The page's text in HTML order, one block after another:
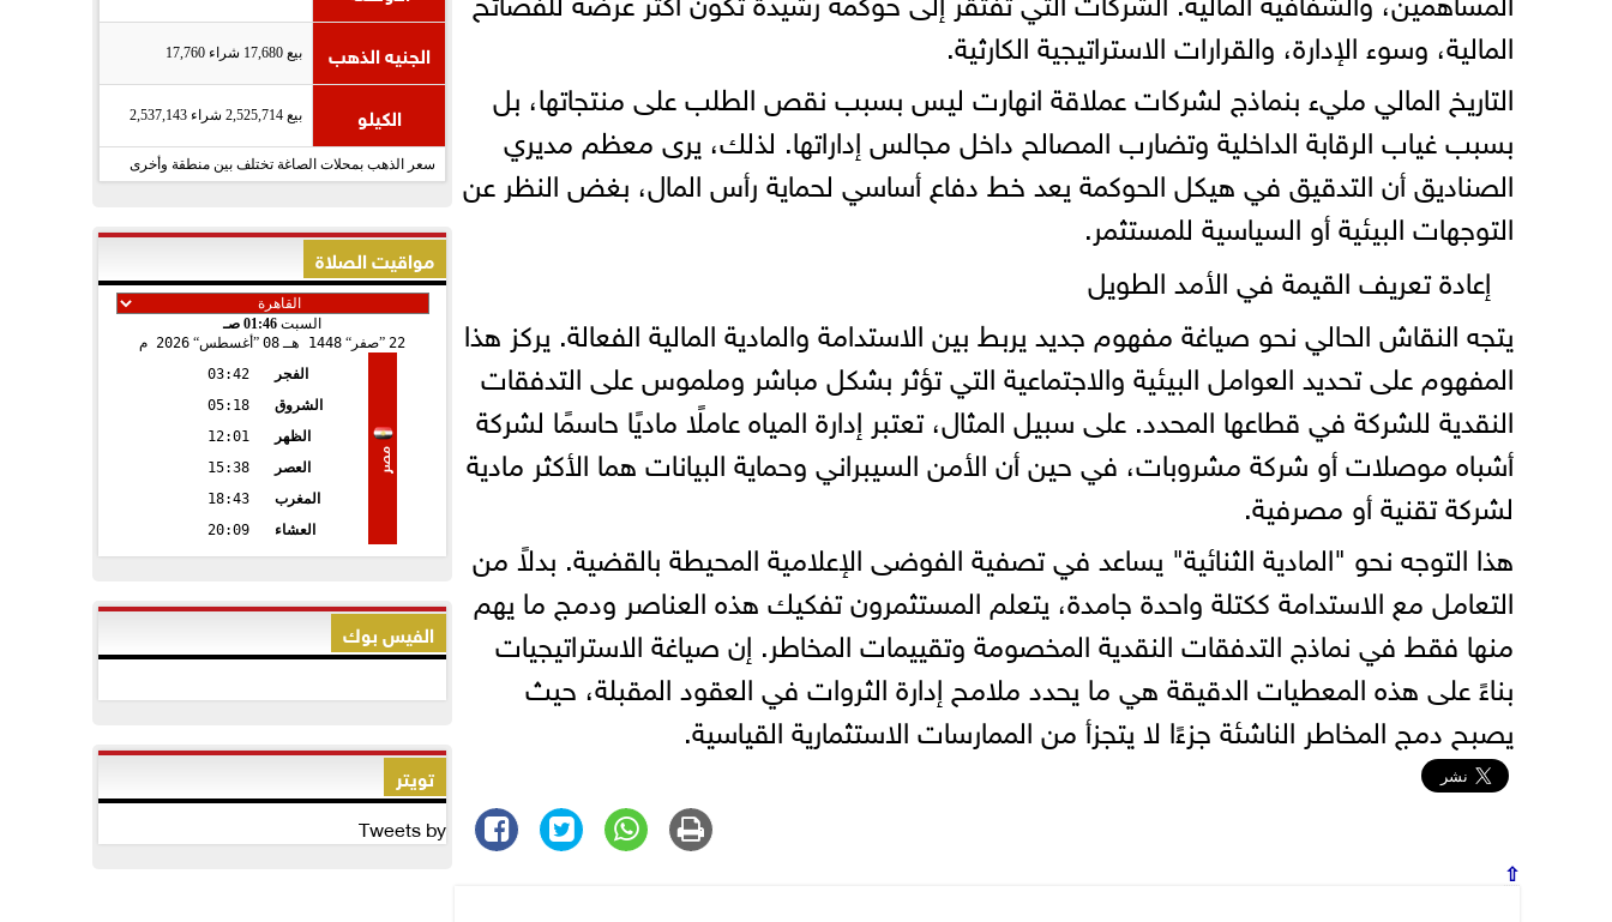
المالية، وسوء الإدارة، والقرارات الاستراتيجية الكارثية.
التاريخ المالي مليء بنماذج لشركات عملاقة انهارت ليس بسبب نقص الطلب على منتجاتها، بل
بسبب غياب الرقابة الداخلية وتضارب المصالح داخل مجالس إداراتها. لذلك، يرى معظم مديري
الصناديق أن التدقيق في هيكل الحوكمة يعد خط دفاع أساسي لحماية رأس المال، بغض النظر عن
التوجهات البيئية أو السياسية للمستثمر.
إعادة تعريف القيمة في الأمد الطويل
يتجه النقاش الحالي نحو صياغة مفهوم جديد يربط بين الاستدامة والمادية المالية الفعالة. يركز هذا
المفهوم على تحديد العوامل البيئية والاجتماعية التي تؤثر بشكل مباشر وملموس على التدفقات
النقدية للشركة في قطاعها المحدد. على سبيل المثال، تعتبر إدارة المياه عاملًا ماديًا حاسمًا لشركة
أشباه موصلات أو شركة مشروبات، في حين أن الأمن السيبراني وحماية البيانات هما الأكثر مادية
لشركة تقنية أو مصرفية.
هذا التوجه نحو "المادية الثنائية" يساعد في تصفية الفوضى الإعلامية المحيطة بالقضية. بدلاً من
التعامل مع الاستدامة ككتلة واحدة جامدة، يتعلم المستثمرون تفكيك هذه العناصر ودمج ما يهم
منها فقط في نماذج التدفقات النقدية المخصومة وتقييمات المخاطر. إن صياغة الاستراتيجيات
بناءً على هذه المعطيات الدقيقة هي ما يحدد ملامح إدارة الثروات في العقود المقبلة، حيث
يصبح دمج المخاطر الناشئة جزءًا لا يتجزأ من الممارسات الاستثمارية القياسية.
⇧
الجنيه الذهب بيع 17,680 شراء 17,760
الكيلو بيع 2,525,714 شراء 2,537,143
سعر الذهب بمحلات الصاغة تختلف بين منطقة وأخرى
مواقيت الصلاة
السبت 01:46 صـ
22 صفر 1448 هـ 08 أغسطس 2026 م
مصر
الفجر
03:42
الشروق
05:18
الظهر
12:01
العصر
15:38
المغرب
18:43
العشاء
20:09
الفيس بوك
تويتر
Tweets by